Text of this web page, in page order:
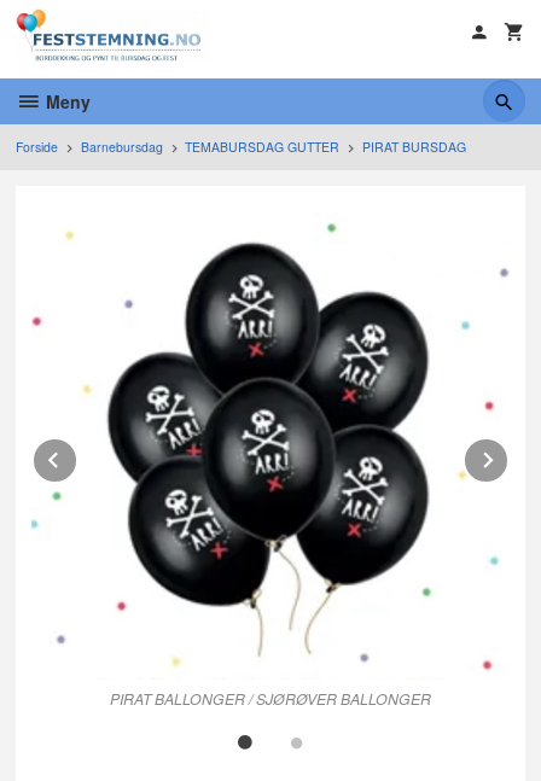
Gå
innholdet
Meny
Forside Barnebursdag TEMABURSDAG GUTTER PIRAT BURSDAG
PIRAT BALLONGER / SJØRØVER BALLONGER
Prev